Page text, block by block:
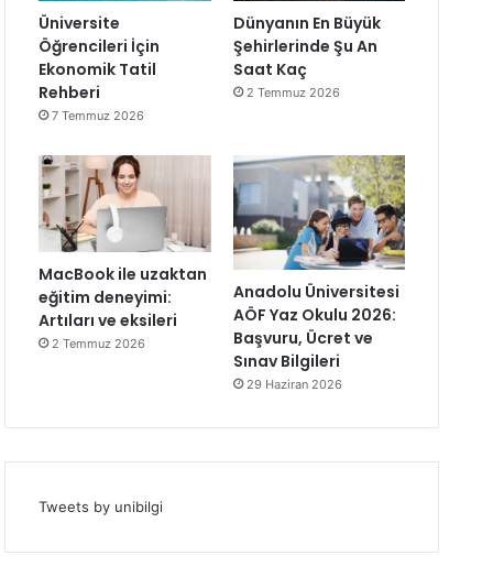
Üniversite
Öğrencileri İçin
Ekonomik Tatil
Rehberi
7 Temmuz 2026
Dünyanın En Büyük
Şehirlerinde Şu An
Saat Kaç
2 Temmuz 2026
MacBook ile uzaktan
eğitim deneyimi:
Artıları ve eksileri
2 Temmuz 2026
Anadolu Üniversitesi
AÖF Yaz Okulu 2026:
Başvuru, Ücret ve
Sınav Bilgileri
29 Haziran 2026
Tweets by unibilgi